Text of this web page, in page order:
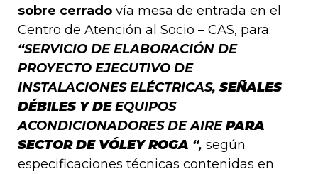
sobre cerrado vía mesa de entrada en el
Centro de Atención al Socio – CAS, para:
“SERVICIO DE ELABORACIÓN DE
PROYECTO EJECUTIVO DE
INSTALACIONES ELÉCTRICAS,SEÑALES
DÉBILES Y DEEQUIPOS
ACONDICIONADORES DE AIREPARA
SECTOR DE VÓLEY ROGA “, según
especificaciones técnicas contenidas en